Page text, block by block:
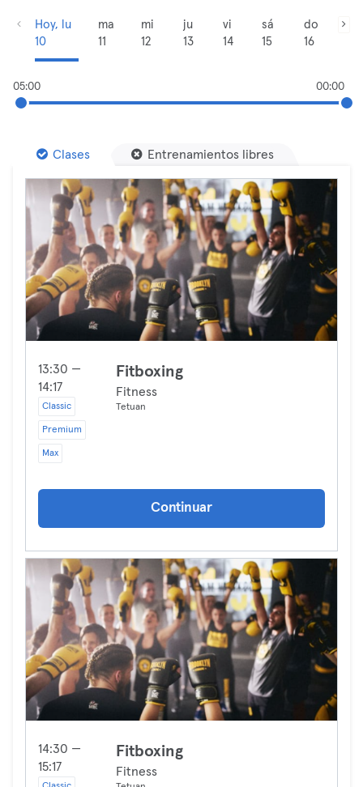
Hoy, lu
10
ma
11
mi
12
ju
13
vi
14
sá
15
do
16
05:00 00:00
Clases Entrenamientos libres
13:30 —
14:17
Classic
Premium
Max
Fitboxing
Fitness
Tetuan
Continuar
14:30 —
15:17
Fitboxing
Fitness